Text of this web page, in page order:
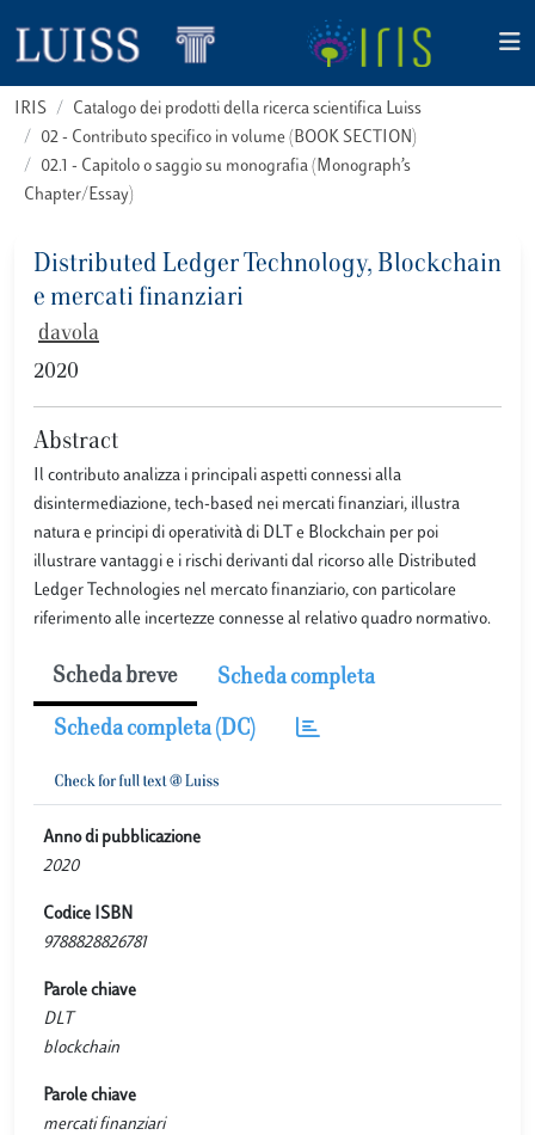
IRIS
Catalogo dei prodotti della ricerca scientifica Luiss
02 - Contributo specifico in volume (BOOK SECTION)
02.1 - Capitolo o saggio su monografia (Monograph’s
Chapter/Essay)
Distributed Ledger Technology, Blockchain
e mercati finanziari
davola
2020
Abstract
Il contributo analizza i principali aspetti connessi alla
disintermediazione, tech-based nei mercati finanziari, illustra
natura e principi di operatività di DLT e Blockchain per poi
illustrare vantaggi e i rischi derivanti dal ricorso alle Distributed
Ledger Technologies nel mercato finanziario, con particolare
riferimento alle incertezze connesse al relativo quadro normativo.
Scheda breve Scheda completa
Scheda completa (DC)
Anno di pubblicazione
2020
Codice ISBN
9788828826781
Parole chiave
DLT
blockchain
Parole chiave
mercati finanziari